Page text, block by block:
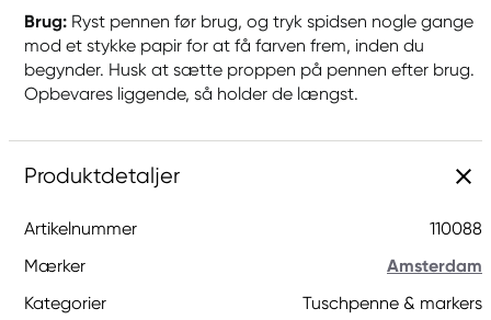
Brug: Ryst pennen før brug, og tryk spidsen nogle gange
mod et stykke papir for at få farven frem, inden du
begynder. Husk at sætte proppen på pennen efter brug.
Opbevares liggende, så holder de længst.
Produktdetaljer
Artikelnummer
110088
Mærker
Amsterdam
Kategorier
Tuschpenne & markers